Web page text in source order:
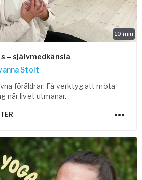
10 min
– självmedkänsla
Stolt
föräldrar: Få verktyg att möta
när livet utmanar.